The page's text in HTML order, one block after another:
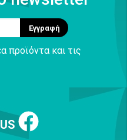
Εγγραφή
προϊόντα και τις